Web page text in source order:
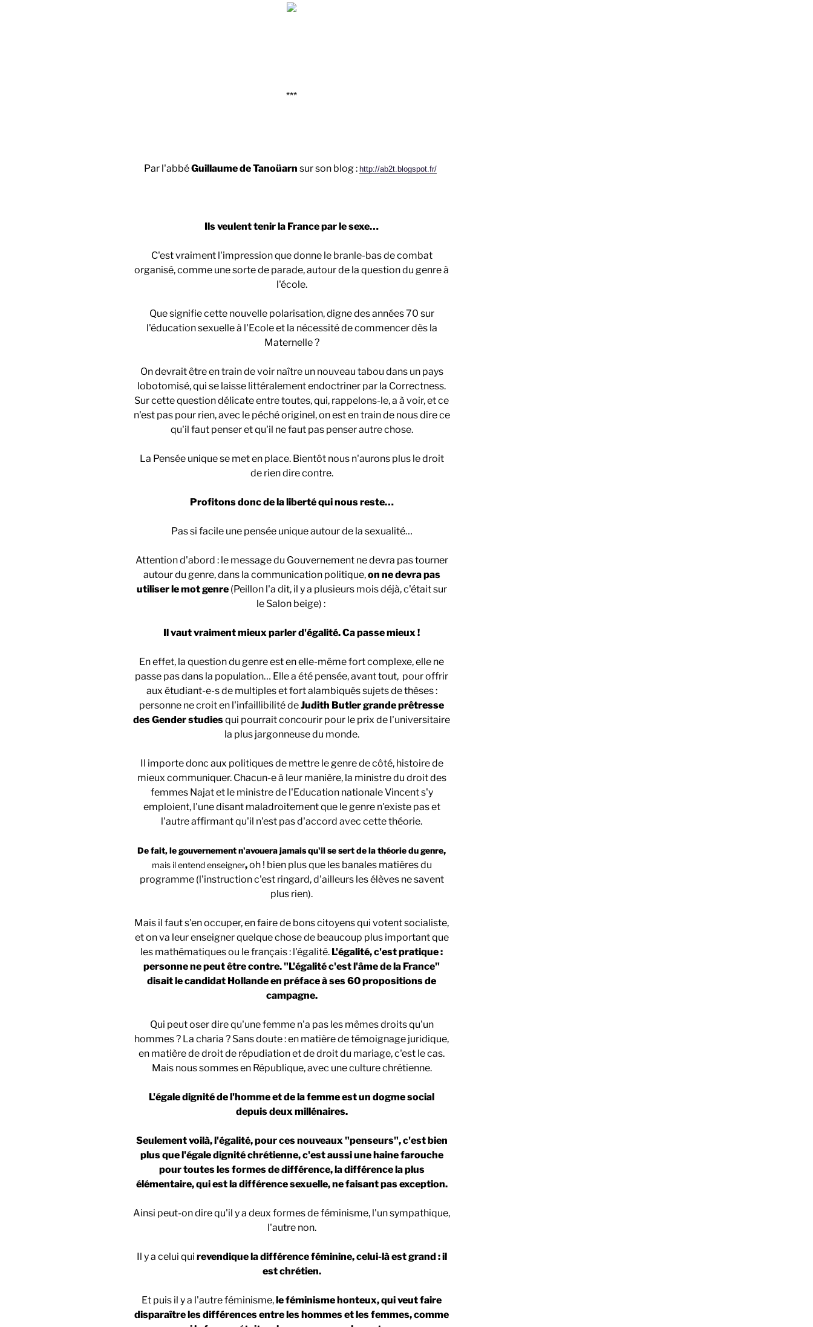
***
Par l'abbéGuillaume de Tanoüarn sur son blog : http://ab2t.blogspot.fr/
Ils veulent tenir la France par le sexe…
C'est vraiment l'impression que donne le branle-bas de combat
organisé, comme une sorte de parade, autour de la question du genre à
l'école.
Que signifie cette nouvelle polarisation, digne des années 70 sur
l'éducation sexuelle à l'Ecole et la nécessité de commencer dès la
Maternelle ?
On devrait être en train de voir naître un nouveau tabou dans un pays
lobotomisé, qui se laisse littéralement endoctriner par la Correctness.
Sur cette question délicate entre toutes, qui, rappelons-le, a à voir, et ce
n'est pas pour rien, avec le péché originel, on est en train de nous dire ce
qu'il faut penser et qu'il ne faut pas penser autre chose.
La Pensée unique se met en place. Bientôt nous n'aurons plus le droit
de rien dire contre.
Profitons donc de la liberté qui nous reste…
Pas si facile une pensée unique autour de la sexualité…
Attention d'abord : le message du Gouvernement ne devra pas tourner
autour du genre, dans la communication politique,on ne devra pas
utiliser le mot genre (Peillon l'a dit, il y a plusieurs mois déjà, c'était sur
le Salon beige) :
Il vaut vraiment mieux parler d'égalité. Ca passe mieux !
En effet, la question du genre est en elle-même fort complexe, elle ne
passe pas dans la population… Elle a été pensée, avant tout, pour offrir
aux étudiant-e-s de multiples et fort alambiqués sujets de thèses :
personne ne croit en l'infaillibilité deJudith Butler grande prêtresse
des Gender studiesqui pourrait concourir pour le prix de l'universitaire
la plus jargonneuse du monde.
Il importe donc aux politiques de mettre le genre de côté, histoire de
mieux communiquer. Chacun-e à leur manière, la ministre du droit des
femmes Najat et le ministre de l'Education nationale Vincent s'y
emploient, l'une disant maladroitement que le genre n'existe pas et
l'autre affirmant qu'il n'est pas d'accord avec cette théorie.
De fait, le gouvernement n'avouera jamais qu'il se sert de la théorie du genre,
mais il entend enseigner,oh ! bien plus que les banales matières du
programme (l'instruction c'est ringard, d'ailleurs les élèves ne savent
plus rien).
Mais il faut s'en occuper, en faire de bons citoyens qui votent socialiste,
et on va leur enseigner quelque chose de beaucoup plus important que
les mathématiques ou le français : l'égalité. L'égalité, c'est pratique :
personne ne peut être contre. "L'égalité c'est l'âme de la France"
disait le candidat Hollande en préface à ses 60 propositions de
campagne.
Qui peut oser dire qu'une femme n'a pas les mêmes droits qu'un
hommes ? La charia ? Sans doute : en matière de témoignage juridique,
en matière de droit de répudiation et de droit du mariage, c'est le cas.
Mais nous sommes en République, avec une culture chrétienne.
L'égale dignité de l'homme et de la femme est un dogme social
depuis deux millénaires.
Seulement voilà, l'égalité, pour ces nouveaux "penseurs", c'est bien
plus que l'égale dignité chrétienne, c'est aussi une haine farouche
pour toutes les formes de différence, la différence la plus
élémentaire, qui est la différence sexuelle, ne faisant pas exception.
Ainsi peut-on dire qu'il y a deux formes de féminisme, l'un sympathique,
l'autre non.
Il y a celui qui revendique la différence féminine, celui-là est grand : il
est chrétien.
Et puis il y a l'autre féminisme,le féminisme honteux, qui veut faire
disparaître les différences entre les hommes et les femmes, comme